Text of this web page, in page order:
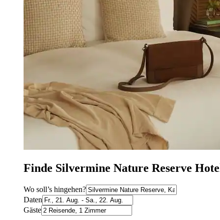
Finde Silvermine Nature Reserve
Wo soll’s hingehen?
Daten
Gäste